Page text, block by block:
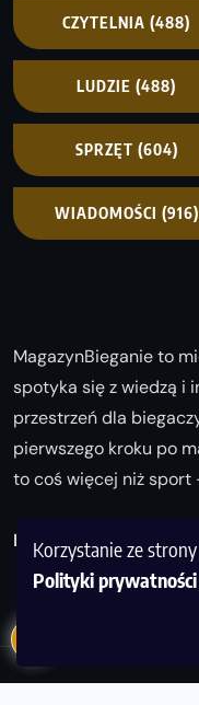
Korzystanie ze
Polityki prywatności
CZYTELNIA (488)
LUDZIE (488)
SPRZĘT (604)
WIADOMOŚCI (916)
MagazynBieganie to
spotyka się z wiedzą i
przestrzeń dla
pierwszego kroku po
to coś więcej niż sport
Biegaj z nami i